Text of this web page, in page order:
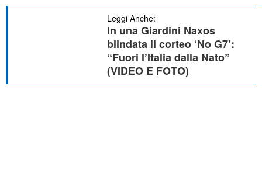
Leggi Anche:
In una Giardini Naxos
blindata il corteo ‘No G7’:
“Fuori l’Italia dalla Nato”
(VIDEO E FOTO)